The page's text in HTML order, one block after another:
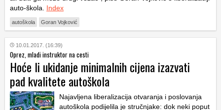
auto-škola. Index
autoškola Goran Vojković
10.01.2017. (16:39)
Oprez, mladi instruktor na cesti
Hoće li ukidanje minimalnih cijena izazvati
pad kvalitete autoškola
Najavljena liberalizacija otvaranja i poslovanja
autoškola podijelila je stručnjake: dok neki poput